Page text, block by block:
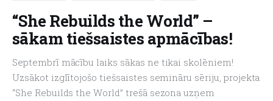
“She Rebuilds the World” –
sākam tiešsaistes apmācības!
Septembrī mācību laiks sākas ne tikai skolēniem!
Uzsākot izglītojošo tiešsaistes semināru sēriju, projekta
“She Rebuilds the World” trešā sezona uzņem